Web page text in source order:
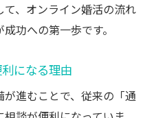
る安全な婚活サポート
ンライン相談で叶える
ンで日常に婚活を取り
間を有効活用する方法
、オンライン婚活の流れ
功への第一歩です。
になる理由
進むことで、従来の「通